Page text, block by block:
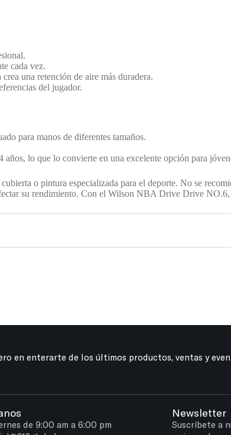
cada vez.
una retención de aire más duradera.
del jugador.
para manos de diferentes tamaños.
lo que lo convierte en una excelente opción para
o pintura especializada para el deporte. No se
su rendimiento. Con el Wilson NBA Drive Drive
en enterarte de los últimos productos, ventas y
de 9:00 am a 6:00 pm
Newsletter
Suscríbete a